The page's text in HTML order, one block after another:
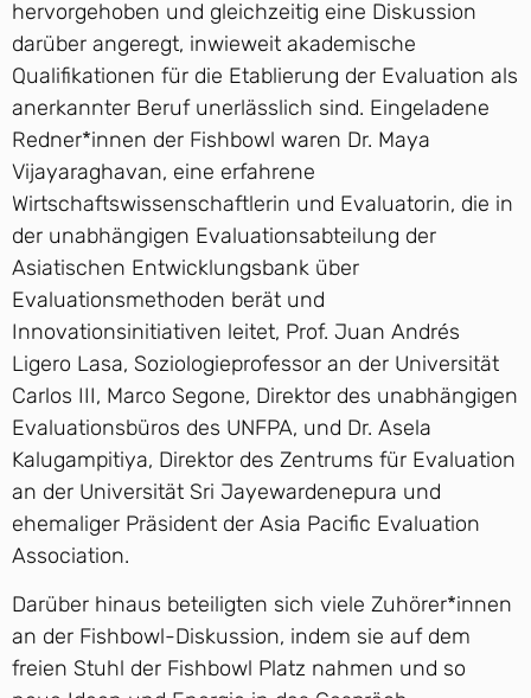
hervorgehoben und gleichzeitig eine Diskussion
darüber angeregt, inwieweit akademische
Qualifikationen für die Etablierung der Evaluation als
anerkannter Beruf unerlässlich sind. Eingeladene
Redner*innen der Fishbowl waren Dr. Maya
Vijayaraghavan, eine erfahrene
Wirtschaftswissenschaftlerin und Evaluatorin, die in
der unabhängigen Evaluationsabteilung der
Asiatischen Entwicklungsbank über
Evaluationsmethoden berät und
Innovationsinitiativen leitet, Prof. Juan Andrés
Ligero Lasa, Soziologieprofessor an der Universität
Carlos III, Marco Segone, Direktor des unabhängigen
Evaluationsbüros des UNFPA, und Dr. Asela
Kalugampitiya, Direktor des Zentrums für Evaluation
an der Universität Sri Jayewardenepura und
ehemaliger Präsident der Asia Pacific Evaluation
Association.
Darüber hinaus beteiligten sich viele Zuhörer*innen
an der Fishbowl-Diskussion, indem sie auf dem
freien Stuhl der Fishbowl Platz nahmen und so